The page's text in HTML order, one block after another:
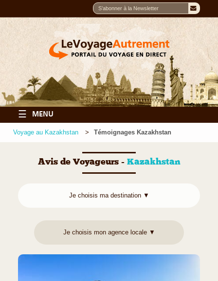
☰ MENU
Voyage au Kazakhstan Témoignages Kazakhstan
Avis de Voyageurs - Kazakhstan